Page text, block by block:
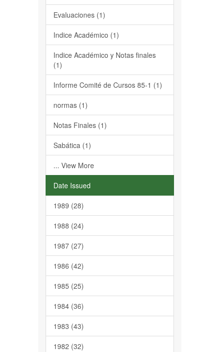
Evaluaciones (1)
Indice Académico (1)
Indice Académico y Notas finales
(1)
Informe Comité de Cursos 85-1 (1)
normas (1)
Notas Finales (1)
Sabática (1)
... View More
Date Issued
1989 (28)
1988 (24)
1987 (27)
1986 (42)
1985 (25)
1984 (36)
1983 (43)
1982 (32)